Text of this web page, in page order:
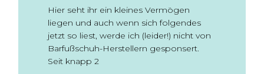
Hier seht ihr ein kleines Vermögen
liegen und auch wenn sich folgendes
jetzt so liest, werde ich (leider!) nicht von
Barfußschuh-Herstellern gesponsert.
Seit knapp 2